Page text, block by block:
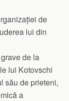
de
lui din
de la
lui Kotovschi
său de prieteni,
a